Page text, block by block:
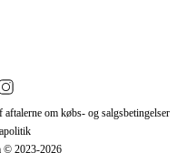
om købs- og salgsbetingelser
© 2023-2026